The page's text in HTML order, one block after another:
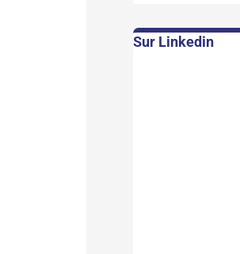
Sur Linkedin